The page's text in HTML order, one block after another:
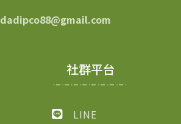
dadipco88@gmail.com
社群平台
LINE